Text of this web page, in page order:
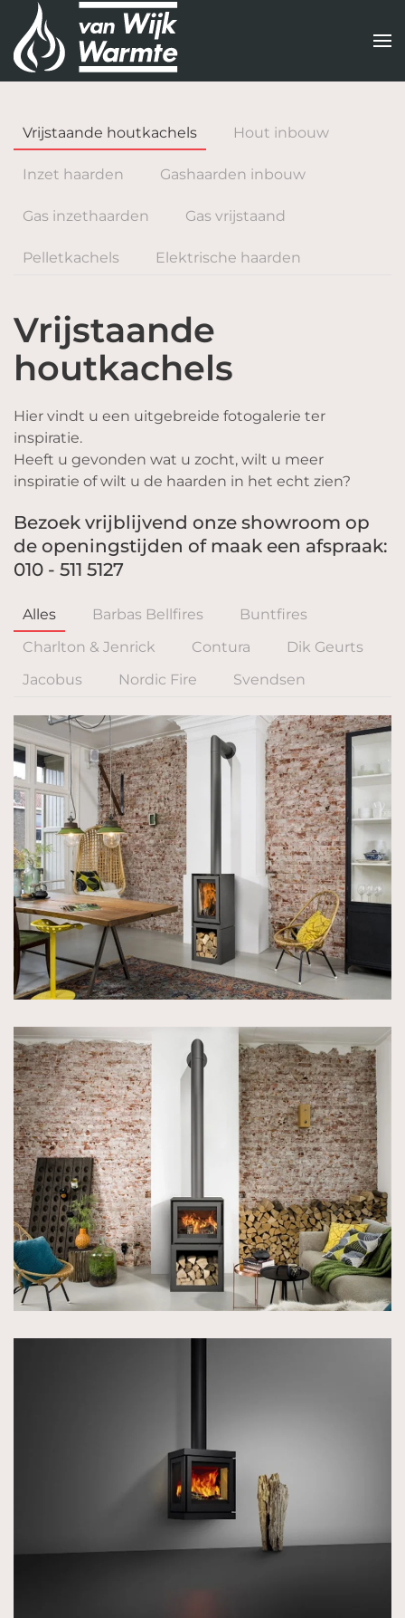
Terug
naar
Vrijstaande houtkachels Hout inbouw
Inzet haarden Gashaarden inbouw
Gas inzethaarden Gas vrijstaand
Pelletkachels Elektrische haarden
Vrijstaande
houtkachels
Hier vindt u een uitgebreide fotogalerie ter
inspiratie.
Heeft u gevonden wat u zocht, wilt u meer
inspiratie of wilt u de haarden in het echt zien?
Bezoek vrijblijvend onze showroom op
de openingstijden of maak een afspraak:
010 - 511 5127
Alles Barbas Bellfires
Buntfires
Charlton & Jenrick
Contura
Dik Geurts
Jacobus
Nordic Fire Svendsen